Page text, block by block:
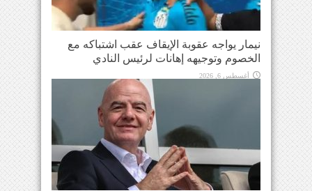
نيمار يواجه عقوبة الإيقاف عقب اشتباكه مع
الخصوم وتوجيهه إهانات لرئيس النادي
أغسطس 6, 2026